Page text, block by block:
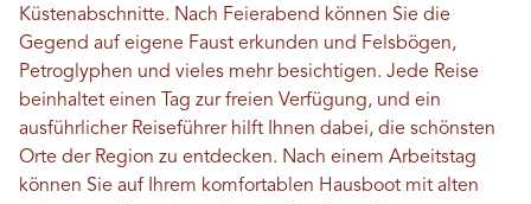
Küstenabschnitte. Nach Feierabend können Sie die
Gegend auf eigene Faust erkunden und Felsbögen,
Petroglyphen und vieles mehr besichtigen. Jede Reise
beinhaltet einen Tag zur freien Verfügung, und ein
ausführlicher Reiseführer hilft Ihnen dabei, die schönsten
Orte der Region zu entdecken. Nach einem Arbeitstag
können Sie auf Ihrem komfortablen Hausboot mit alten